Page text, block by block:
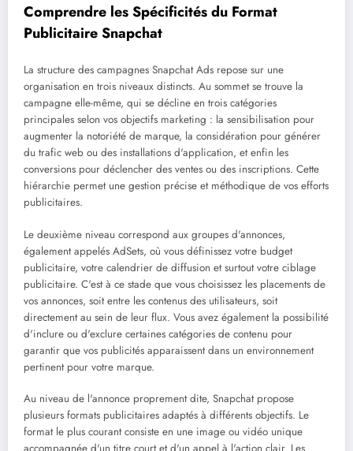
Comprendre les Spécificités du Format
Publicitaire Snapchat
La structure des campagnes Snapchat Ads repose sur une
organisation en trois niveaux distincts. Au sommet se trouve la
campagne elle-même, qui se décline en trois catégories
principales selon vos objectifs marketing : la sensibilisation pour
augmenter la notoriété de marque, la considération pour générer
du trafic web ou des installations d'application, et enfin les
conversions pour déclencher des ventes ou des inscriptions. Cette
hiérarchie permet une gestion précise et méthodique de vos efforts
publicitaires.
Le deuxième niveau correspond aux groupes d'annonces,
également appelés AdSets, où vous définissez votre budget
publicitaire, votre calendrier de diffusion et surtout votre ciblage
publicitaire. C'est à ce stade que vous choisissez les placements de
vos annonces, soit entre les contenus des utilisateurs, soit
directement au sein de leur flux. Vous avez également la possibilité
d'inclure ou d'exclure certaines catégories de contenu pour
garantir que vos publicités apparaissent dans un environnement
pertinent pour votre marque.
Au niveau de l'annonce proprement dite, Snapchat propose
plusieurs formats publicitaires adaptés à différents objectifs. Le
format le plus courant consiste en une image ou vidéo unique